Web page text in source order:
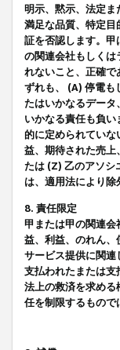
明示、黙示、法定
満足な品質、特定
証を否認します。
の関連会社もしく
れないこと、正確
ずれも、 (A) 停電も
たはいかなるデー
いかなる責任も負
的に定められてい
益、期待された売
たは (Z) 乙のアソシ
は、適用法により
8. 責任限定
甲または甲の関連
益、利益、のれん
サービス提供に関
支払われたまたは
法上の救済を求め
任を制限するもので